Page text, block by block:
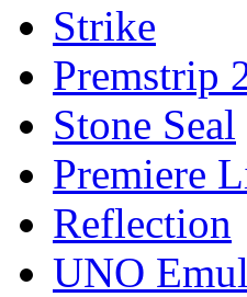
Strike
Premstrip
Stone Seal
Premiere
Reflection
UNO